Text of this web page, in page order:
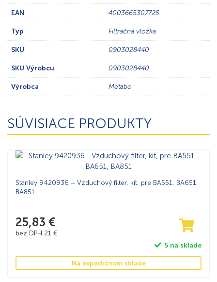
EAN 4003665307725
Typ Filtračná vložka
SKU 0903028440
SKU Výrobcu 0903028440
Výrobca Metabo
SÚVISIACE PRODUKTY
Stanley 9420936 – Vzduchový filter, kit, pre BA551, BA651,
BA851
25,83 €
bez DPH 21 €
5 na sklade
Na expedičnom sklade